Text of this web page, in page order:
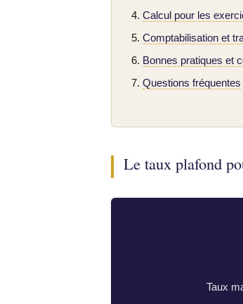
Calcul pour les
Comptabilisation et
Bonnes pratiques et
Questions fréquentes
Le taux plafond
Taux